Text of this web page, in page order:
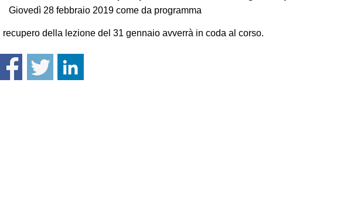
Giovedì 28 febbraio 2019 come da programma
Il recupero della lezione del 31 gennaio avverrà in coda al corso.